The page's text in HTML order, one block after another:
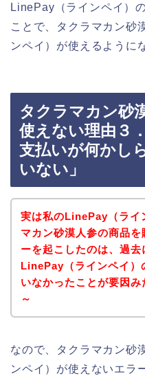
LinePay（ラインペイ）
ことで、タクラマカン砂
ンペイ）が使えるように
タクラマカン砂
使えない理由３
支払いが何かし
いない」
実は私のLinePay（ライ
マカン砂漠人参の商品を
ーを起こしたのは、過
LinePay（ラインペイ）
いなかったことが要因
～
なので、タクラマカン砂
ンペイ）が使えないエラ